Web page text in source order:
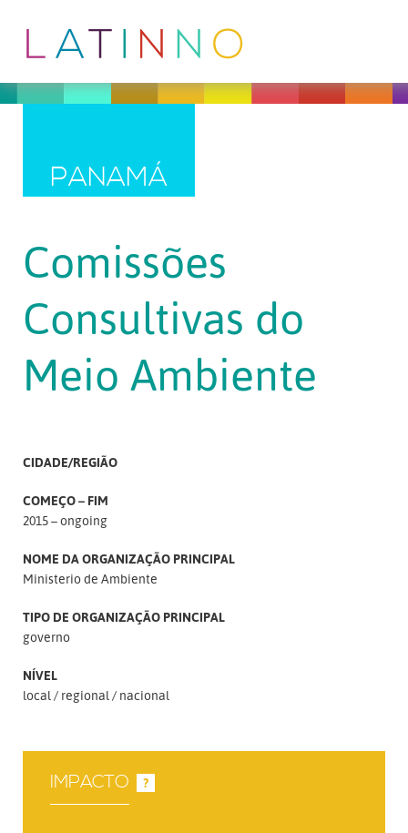
PANAMÁ
Comissões
Consultivas do
Meio Ambiente
CIDADE/REGIÃO
COMEÇO – FIM
2015 – ongoing
NOME DA ORGANIZAÇÃO PRINCIPAL
Ministerio de Ambiente
TIPO DE ORGANIZAÇÃO PRINCIPAL
governo
NÍVEL
local
regional nacional
IMPACTO ?